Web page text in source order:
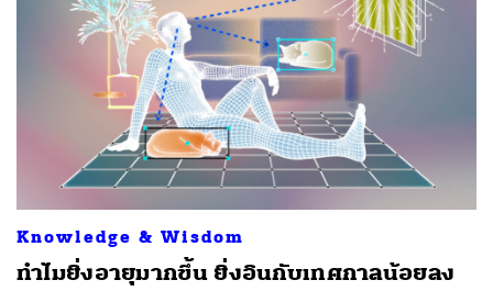
Knowledge & Wisdom
ทำไมยิ่งอายุมากขึ้น ยิ่งอินกับเทศกาลน้อยลง